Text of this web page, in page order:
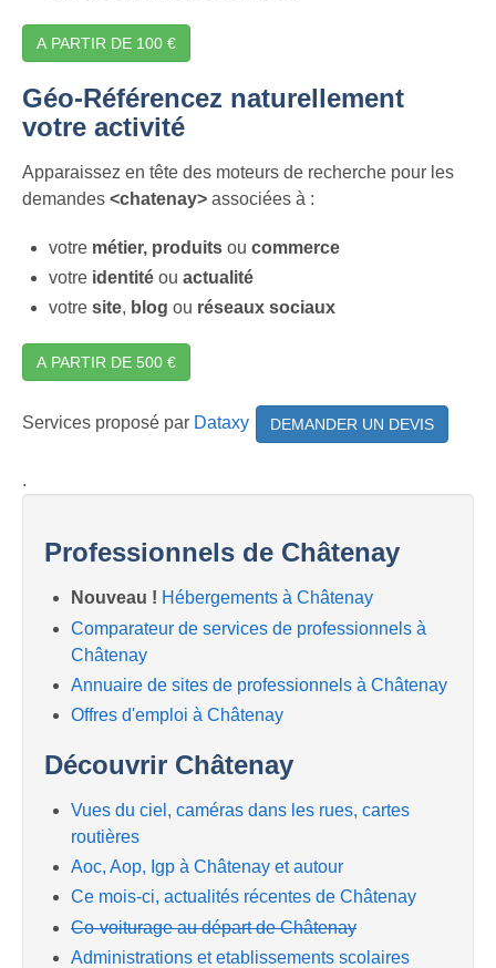
A PARTIR DE 100 €
Géo-Référencez naturellement
votre activité
Apparaissez en tête des moteurs de recherche pour les
demandes <chatenay> associées à :
votre métier, produits ou commerce
votre identité ou actualité
votre site, blog ou réseaux sociaux
A PARTIR DE 500 €
Services proposé par Dataxy DEMANDER UN DEVIS
.
Professionnels de Châtenay
Nouveau ! Hébergements à Châtenay
Comparateur de services de professionnels à
Châtenay
Annuaire de sites de professionnels à Châtenay
Offres d'emploi à Châtenay
Découvrir Châtenay
Vues du ciel, caméras dans les rues, cartes
routières
Aoc, Aop, Igp à Châtenay et autour
Ce mois-ci, actualités récentes de Châtenay
Co-voiturage au départ de Châtenay
Administrations et etablissements scolaires